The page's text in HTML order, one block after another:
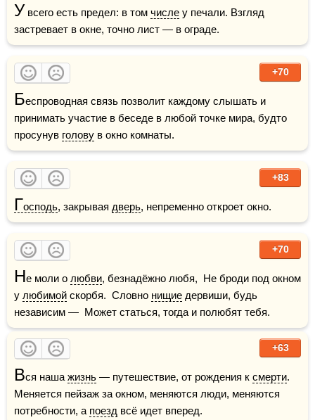
У всего есть предел: в том числе у печали. Взгляд
застревает в окне, точно лист — в ограде.
+70
Беспроводная связь позволит каждому слышать и
принимать участие в беседе в любой точке мира, будто
просунув голову в окно комнаты.
+83
Господь, закрывая дверь, непременно откроет окно.
+70
Не моли о любви, безнадёжно любя,  Не броди под окном
у любимой скорбя.  Словно нищие дервиши, будь
независим —  Может статься, тогда и полюбят тебя.
+63
Вся наша жизнь — путешествие, от рождения к смерти.
Меняется пейзаж за окном, меняются люди, меняются
потребности, а поезд всё идет вперед.